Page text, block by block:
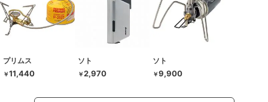
プリムス
￥11,440
ソト
￥2,970
ソト
￥9,900